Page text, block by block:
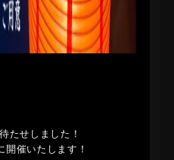
たせしました！
催いたします！